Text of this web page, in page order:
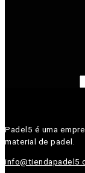
Padel5 é uma
material de padel.